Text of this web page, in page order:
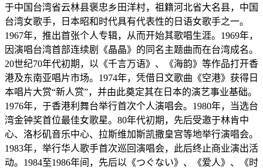
于中国台湾省云林县褒忠乡田洋村，祖籍河北省大名县，中国
台湾女歌手，日本昭和时代具有代表性的日语女歌手之一。
1967年，推出首张个人专辑，从而开始其歌唱生涯。1969年，
因演唱台湾首部连续剧《晶晶》的同名主题曲而在台湾成名。
20世纪70年代初期，以《千言万语》、《海韵》等作品打开香
港及东南亚唱片市场。1974年，凭借日文歌曲《空港》获得日
本唱片大赏“新人赏”，并由此奠定其在日本的演艺事业基础。
1976年，于香港利舞台举行首次个人演唱会。1980年，当选台
湾金钟奖首位最佳女歌星。80年代初期，先后受邀于林肯中
心、洛杉矶音乐中心、拉斯维加斯凯撒皇宫等地举行演唱会。
1983年，举行华人歌手首次巡回演唱会，此后终止商业演出活
动。1984至1986年间，先后以《つぐない》、《爱人》、《时